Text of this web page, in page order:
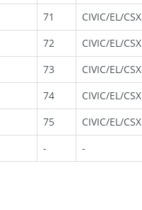
71 CIVIC/EL/CSX
72 CIVIC/EL/CSX
73 CIVIC/EL/CSX
74 CIVIC/EL/CSX
75 CIVIC/EL/CSX
- -